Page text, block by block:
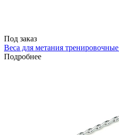
Под заказ
Веса для метания
Подробнее